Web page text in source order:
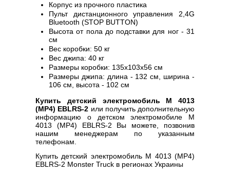
Корпус из прочного пластика
Пульт дистанционного управления 2,4G
Bluetooth (STOP BUTTON)
Высота от пола до подставки для ног - 31
см
Вес коробки: 50 кг
Вес джипа: 40 кг
Размеры коробки: 135х103х56 см
Размеры джипа: длина - 132 см, ширина -
106 см, высота - 102 см
Купить детский электромобиль M 4013
(MP4) EBLRS-2 или получить дополнительную
информацию о детском электромобиле M
4013 (MP4) EBLRS-2 Вы можете, позвонив
нашим менеджерам по указанным
телефонам.
Купить детский электромобиль M 4013 (MP4)
EBLRS-2 Monster Truck в регионах Украины